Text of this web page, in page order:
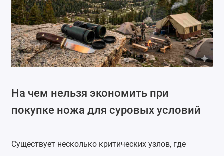
На чем нельзя экономить при
покупке ножа для суровых условий
Существует несколько критических узлов, где